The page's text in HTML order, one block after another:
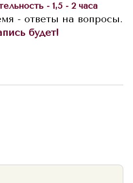
- 1,5 - 2 часа
- ответы на вопросы.
будет!